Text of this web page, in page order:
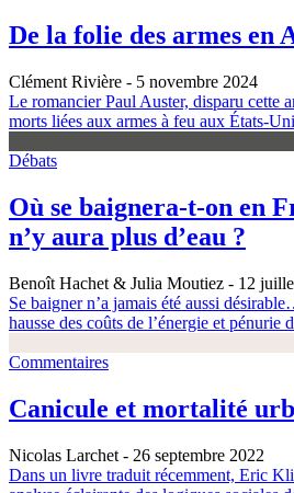
De la folie des armes en
Clément Rivière - 5 novembre 2024
Le romancier Paul Auster, disparu cette
morts liées aux armes à feu aux États-
Débats
Où se baignera-t-on en
n’y aura plus d’eau ?
Benoît Hachet & Julia Moutiez - 12
Se baigner n’a jamais été aussi
hausse des coûts de l’énergie et pénurie
Commentaires
Canicule et mortalité
Nicolas Larchet - 26 septembre 2022
Dans un livre traduit récemment, Eric